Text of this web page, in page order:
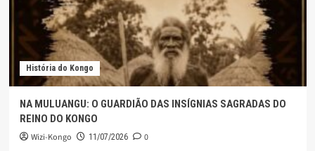
História do Kongo
NA MULUANGU: O GUARDIÃO DAS INSÍGNIAS SAGRADAS DO
REINO DO KONGO
Wizi-Kongo 11/07/2026 0